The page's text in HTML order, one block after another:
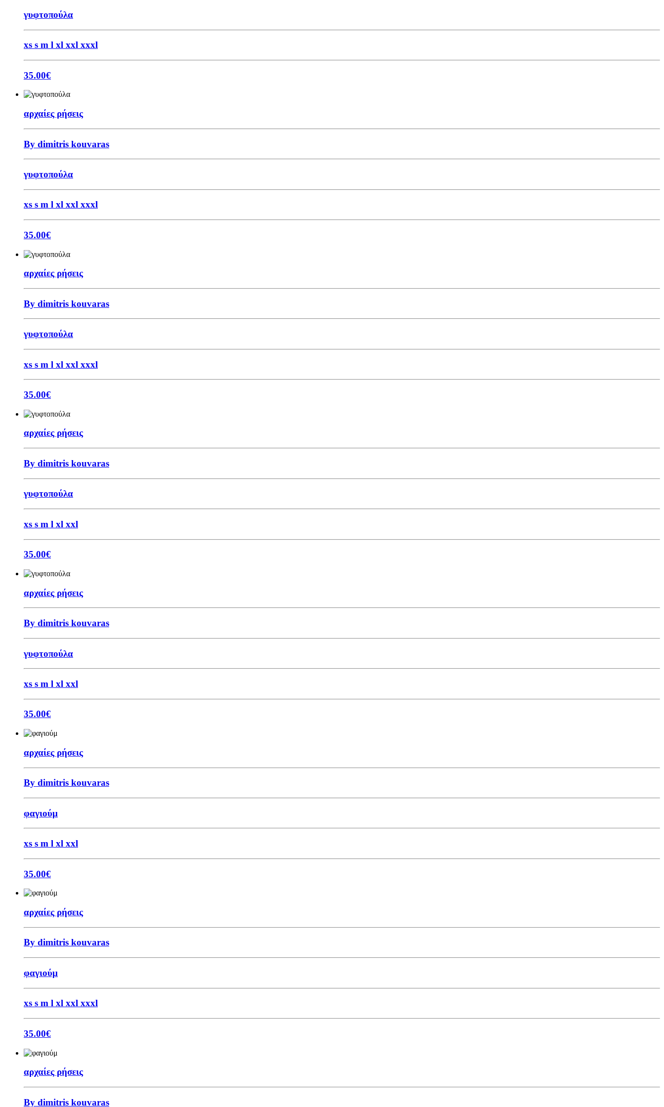
γυφτοπούλα
xs s m l xl xxl xxxl
35.00€
αρχαίες ρήσεις
By dimitris kouvaras
γυφτοπούλα
xs s m l xl xxl xxxl
35.00€
αρχαίες ρήσεις
By dimitris kouvaras
γυφτοπούλα
xs s m l xl xxl xxxl
35.00€
αρχαίες ρήσεις
By dimitris kouvaras
γυφτοπούλα
xs s m l xl xxl
35.00€
αρχαίες ρήσεις
By dimitris kouvaras
γυφτοπούλα
xs s m l xl xxl
35.00€
αρχαίες ρήσεις
By dimitris kouvaras
φαγιούμ
xs s m l xl xxl
35.00€
αρχαίες ρήσεις
By dimitris kouvaras
φαγιούμ
xs s m l xl xxl xxxl
35.00€
αρχαίες ρήσεις
By dimitris kouvaras